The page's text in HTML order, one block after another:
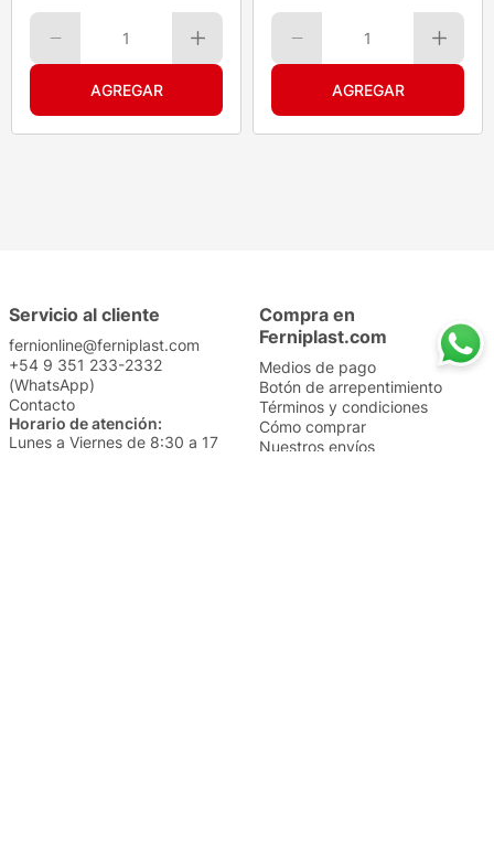
1 1
Servicio al cliente
fernionline@ferniplast.com
+54 9 351 233-2332
(WhatsApp)
Contacto
Horario de atención:
Lunes a Viernes de 8:30 a 17
Compra en
Ferniplast.com
Medios de pago
Botón de arrepentimiento
Términos y condiciones
Cómo comprar
Nuestros envíos